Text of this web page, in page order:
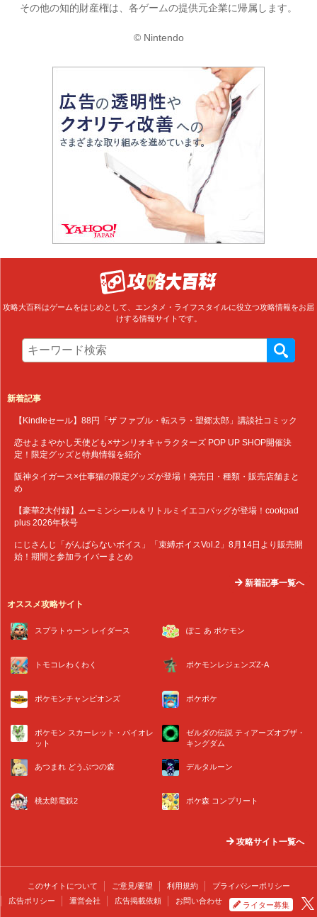
その他の知的財産権は、各ゲームの提供元企業に帰属します。
© Nintendo
攻略大百科はゲームをはじめとして、エンタメ・ライフスタイルに役立つ攻略情報をお届
けする情報サイトです。
新着記事
【Kindleセール】88円「ザ ファブル・転スラ・望郷太郎」講談社コミック
恋せよまやかし天使ども×サンリオキャラクターズ POP UP SHOP開催決
定！限定グッズと特典情報を紹介
阪神タイガース×仕事猫の限定グッズが登場！発売日・種類・販売店舗まと
め
【豪華2大付録】ムーミンシール＆リトルミイエコバッグが登場！cookpad
plus 2026年秋号
にじさんじ「がんばらないボイス」「束縛ボイスVol.2」8月14日より販売開
始！期間と参加ライバーまとめ
新着記事一覧へ
オススメ攻略サイト
スプラトゥーン レイダース ぽこ あ ポケモン
トモコレわくわく ポケモンレジェンズZ-A
ポケモンチャンピオンズ ポケポケ
ポケモン スカーレット・バイオレ
ット
ゼルダの伝説 ティアーズオブザ・
キングダム
あつまれ どうぶつの森 デルタルーン
桃太郎電鉄2 ポケ森 コンプリート
攻略サイト一覧へ
このサイトについて ご意見/要望 利用規約
プライバシーポリシー
広告ポリシー
運営会社 広告掲載依頼 お問い合わせ ライター募集